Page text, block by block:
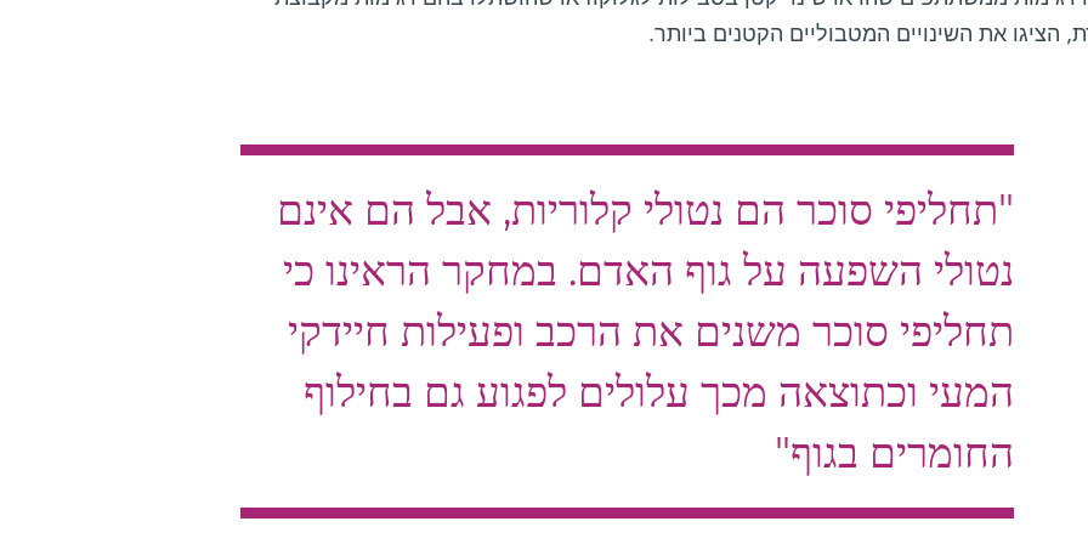
הציגו את השינויים המטבוליים הקטנים ביותר.
"תחליפי סוכר הם נטולי קלוריות, אבל הם אינם
נטולי השפעה על גוף האדם. במחקר הראינו כי
תחליפי סוכר משנים את הרכב ופעילות חיידקי
המעי וכתוצאה מכך עלולים לפגוע גם בחילוף
החומרים בגוף"